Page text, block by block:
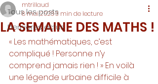
Tous les posts
Dernières actus
LA SEMAINE DES MATHS !
mtrillaud
8 mai 20233 min de lecture
« Les mathématiques, c’est
compliqué ! Personne n’y
comprend jamais rien ! » En voilà
une légende urbaine difficile à